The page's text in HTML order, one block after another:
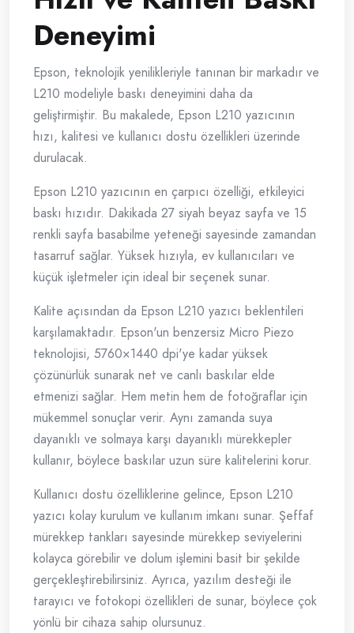
Deneyimi
Epson, teknolojik yenilikleriyle tanınan bir markadır ve
L210 modeliyle baskı deneyimini daha da
geliştirmiştir. Bu makalede, Epson L210 yazıcının
hızı, kalitesi ve kullanıcı dostu özellikleri üzerinde
durulacak.
Epson L210 yazıcının en çarpıcı özelliği, etkileyici
baskı hızıdır. Dakikada 27 siyah beyaz sayfa ve 15
renkli sayfa basabilme yeteneği sayesinde zamandan
tasarruf sağlar. Yüksek hızıyla, ev kullanıcıları ve
küçük işletmeler için ideal bir seçenek sunar.
Kalite açısından da Epson L210 yazıcı beklentileri
karşılamaktadır. Epson'un benzersiz Micro Piezo
teknolojisi, 5760×1440 dpi'ye kadar yüksek
çözünürlük sunarak net ve canlı baskılar elde
etmenizi sağlar. Hem metin hem de fotoğraflar için
mükemmel sonuçlar verir. Aynı zamanda suya
dayanıklı ve solmaya karşı dayanıklı mürekkepler
kullanır, böylece baskılar uzun süre kalitelerini korur.
Kullanıcı dostu özelliklerine gelince, Epson L210
yazıcı kolay kurulum ve kullanım imkanı sunar. Şeffaf
mürekkep tankları sayesinde mürekkep seviyelerini
kolayca görebilir ve dolum işlemini basit bir şekilde
gerçekleştirebilirsiniz. Ayrıca, yazılım desteği ile
tarayıcı ve fotokopi özellikleri de sunar, böylece çok
yönlü bir cihaza sahip olursunuz.